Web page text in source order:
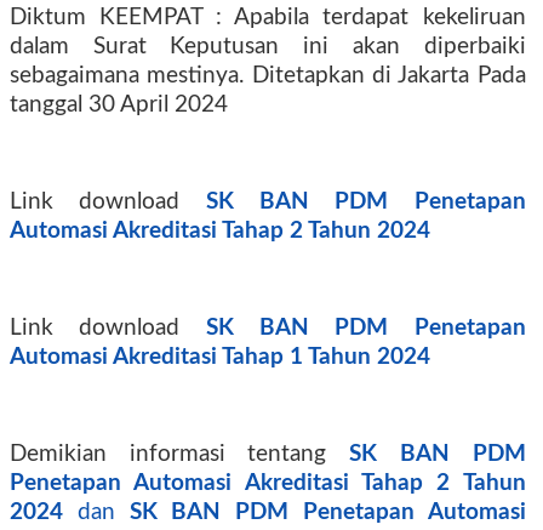
Diktum KEEMPAT : Apabila terdapat kekeliruan
dalam Surat Keputusan ini akan diperbaiki
sebagaimana mestinya. Ditetapkan di Jakarta Pada
tanggal 30 April 2024
Link download SK BAN PDM Penetapan
Automasi Akreditasi Tahap 2 Tahun 2024
Link download SK BAN PDM Penetapan
Automasi Akreditasi Tahap 1 Tahun 2024
Demikian informasi tentangSK BAN PDM
Penetapan Automasi Akreditasi Tahap 2 Tahun
2024 dan SK BAN PDM Penetapan Automasi